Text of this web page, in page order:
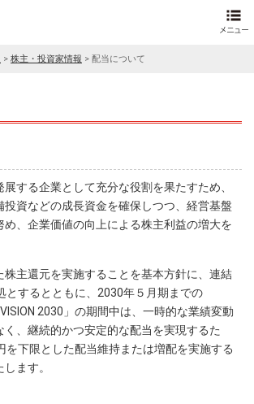
> 株主・投資家情報 > 配当について
する企業として充分な役割を果たすため、
投資などの成長資金を確保しつつ、経営基盤
め、企業価値の向上による株主利益の増大を
株主還元を実施することを基本方針に、連結
とするとともに、2030年５月期までの
VISION 2030」の期間中は、一時的な業績変動
く、継続的かつ安定的な配当を実現するた
を下限とした配当維持または増配を実施する
ます。